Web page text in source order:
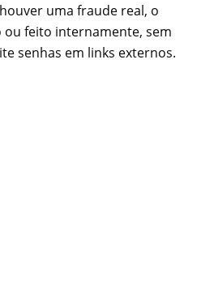
uma fraude real, o
feito internamente, sem
senhas em links externos.